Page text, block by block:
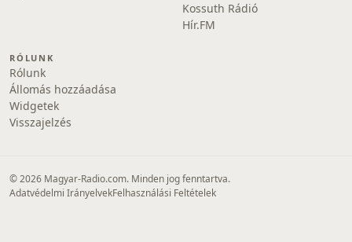
Kossuth Rádió
Hír.FM
RÓLUNK
Rólunk
Állomás hozzáadása
Widgetek
Visszajelzés
© 2026 Magyar-Radio.com. Minden jog fenntartva.
Adatvédelmi IrányelvekFelhasználási Feltételek